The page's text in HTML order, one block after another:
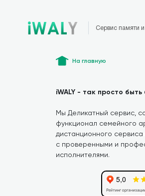
Сервис памяти
На главную
iWALY - так просто быть
Мы Деликатный сервис,
функционал семейного
дистанционного сервиса
с проверенными и
исполнителями.